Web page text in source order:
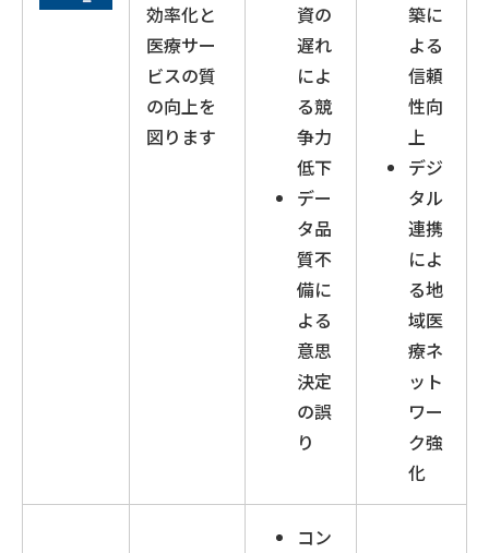
効率化と
医療サー
ビスの質
の向上を
図ります
資の
遅れ
によ
る競
争力
低下
デー
タ品
質不
備に
よる
意思
決定
の誤
り
築に
よる
信頼
性向
上
デジ
タル
連携
によ
る地
域医
療ネ
ット
ワー
ク強
化
コン